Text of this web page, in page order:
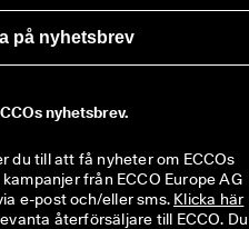
på nyhetsbrev
nyhetsbrev.
du till att få nyheter om ECCOs
från ECCO Europe AG
e-post och/eller sms. Klicka här
återförsäljare till ECCO. Du